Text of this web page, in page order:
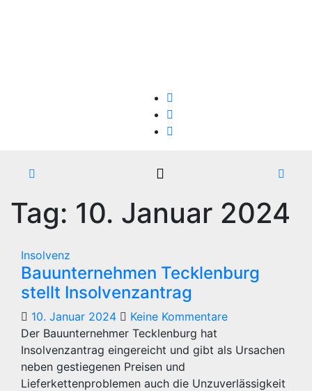
Tag: 10. Januar 2024
Insolvenz
Bauunternehmen Tecklenburg
stellt Insolvenzantrag
10. Januar 2024
Keine Kommentare
Der Bauunternehmer Tecklenburg hat
Insolvenzantrag eingereicht und gibt als Ursachen
neben gestiegenen Preisen und
Lieferkettenproblemen auch die Unzuverlässigkeit